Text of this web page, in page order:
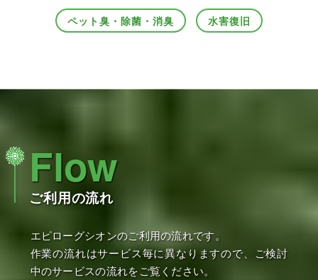
ペット臭・除菌・消臭 水害復旧
Flow
ご利用の流れ
エピローグシオンのご利用の流れです。
作業の流れはサービス毎に異なりますので、ご検討
中のサービスの流れをご覧ください。